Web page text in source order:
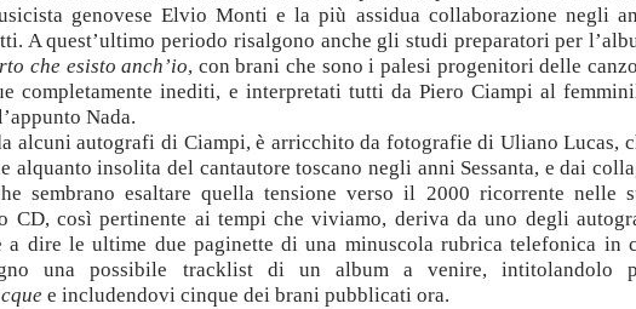
genovese Elvio Monti e la più assidua collaborazione negli
A quest’ultimo periodo risalgono anche gli studi preparatori per
che esisto anch’io, con brani che sono i palesi progenitori delle
completamente inediti, e interpretati tutti da Piero Ciampi al
Nada.
alcuni autografi di Ciampi, è arricchito da fotografie di Uliano Lucas,
alquanto insolita del cantautore toscano negli anni Sessanta, e dai
sembrano esaltare quella tensione verso il 2000 ricorrente nelle
così pertinente ai tempi che viviamo, deriva da uno degli
dire le ultime due paginette di una minuscola rubrica telefonica in
una possibile tracklist di un album a venire, intitolandolo
e includendovi cinque dei brani pubblicati ora.